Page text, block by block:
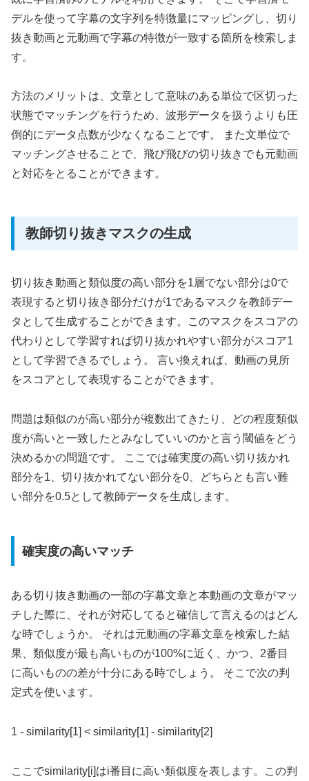
デルを使って字幕の文字列を特徴量にマッピングし、切り
抜き動画と元動画で字幕の特徴が一致する箇所を検索しま
す。
方法のメリットは、文章として意味のある単位で区切った
状態でマッチングを行うため、波形データを扱うよりも圧
倒的にデータ点数が少なくなることです。 また文単位で
マッチングさせることで、飛び飛びの切り抜きでも元動画
と対応をとることができます。
教師切り抜きマスクの生成
切り抜き動画と類似度の高い部分を1層でない部分は0で
表現すると切り抜き部分だけが1であるマスクを教師デー
タとして生成することができます。このマスクをスコアの
代わりとして学習すれば切り抜かれやすい部分がスコア1
として学習できるでしょう。 言い換えれば、動画の見所
をスコアとして表現することができます。
問題は類似のが高い部分が複数出てきたり、どの程度類似
度が高いと一致したとみなしていいのかと言う閾値をどう
決めるかの問題です。 ここでは確実度の高い切り抜かれ
部分を1、切り抜かれてない部分を0、どちらとも言い難
い部分を0.5として教師データを生成します。
確実度の高いマッチ
ある切り抜き動画の一部の字幕文章と本動画の文章がマッ
チした際に、それが対応してると確信して言えるのはどん
な時でしょうか。 それは元動画の字幕文章を検索した結
果、類似度が最も高いものが100%に近く、かつ、2番目
に高いものの差が十分にある時でしょう。 そこで次の判
定式を使います。
1 - similarity[1] < similarity[1] - similarity[2]
ここでsimilarity[i]はi番目に高い類似度を表します。この判